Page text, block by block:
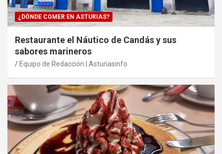
¿DÓNDE COMER EN ASTURIAS?
Restaurante el Náutico de Candás y sus
sabores marineros
Equipo de Redacción | Asturiasinfo